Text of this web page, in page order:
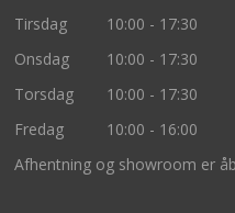
Tirsdag
10:00 - 17:30
Onsdag
10:00 - 17:30
Torsdag
10:00 - 17:30
Fredag
10:00 - 16:00
Afhentning og showroom er